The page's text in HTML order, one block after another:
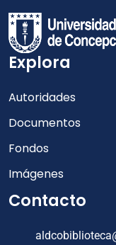
Explora
Autoridades
Documentos
Fondos
Imágenes
Contacto